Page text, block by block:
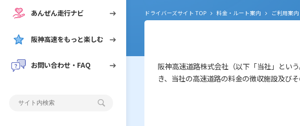
あんぜん走行ナビ
阪神高速をもっと楽しむ
お問い合わせ・FAQ
ドライバーズサイト TOP 料金・ルート案内 ご利用案
阪神高速道路株式会社（以下「当社」とい
き、当社の高速道路の料金の徴収施設及び